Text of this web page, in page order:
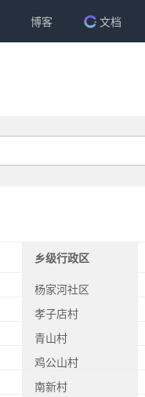
博客 文档
乡级行政区
杨家河社区
孝子店村
青山村
鸡公山村
南新村